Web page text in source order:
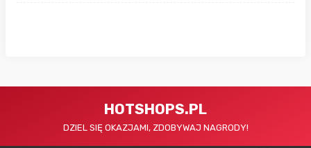
HOTSHOPS.PL
DZIEL SIĘ OKAZJAMI, ZDOBYWAJ NAGRODY!